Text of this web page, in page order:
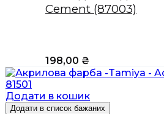
Cement (87003)
198,00 ₴
Додати в кошик
Додати в список бажаних